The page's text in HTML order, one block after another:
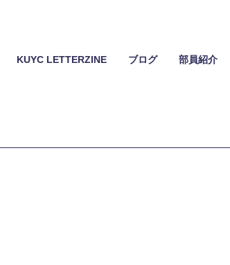
KUYC LETTERZINE ブログ 部員紹介